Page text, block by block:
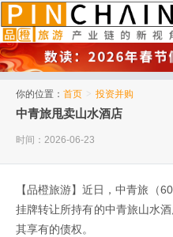
你的位置： 首页 > 投资并购
中青旅甩卖山水酒店
时间：2026-06-23
【品橙旅游】近日，中青旅（
挂牌转让所持有的中青旅山水
其享有的债权。